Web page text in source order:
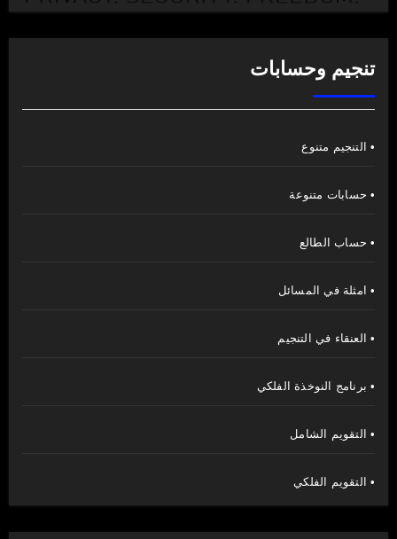
تنجيم وحسابات
• التنجيم متنوع
• حسابات متنوعة
• حساب الطالع
• امثلة في المسائل
• العنقاء في التنجيم
• برنامج النوخذة الفلكي
• التقويم الشامل
• التقويم الفلكي